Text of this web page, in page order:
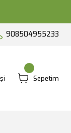
908504955233
Sepetim